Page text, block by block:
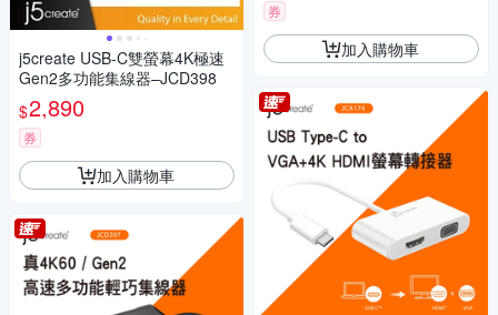
j5create USB-C雙螢幕4K極速
Gen2多功能集線器–JCD398
$2,890
券
加入購物車
券
加入購物車